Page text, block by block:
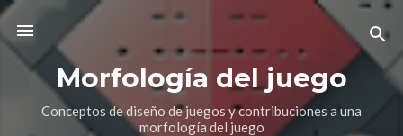
Ir al contenido principal
Morfología del juego
Conceptos de diseño de juegos y contribuciones a una
morfología del juego